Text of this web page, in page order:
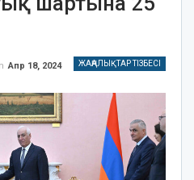
ЖАҢАЛЫҚТАР ТІЗБЕСІ
Апр 18, 2024